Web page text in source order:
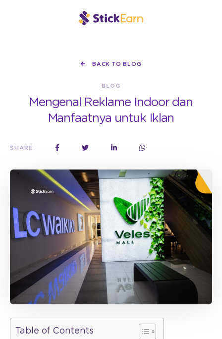
BACK TO BLOG
BLOG
Mengenal Reklame Indoor dan
Manfaatnya untuk Iklan
SHARE:
Table of Contents